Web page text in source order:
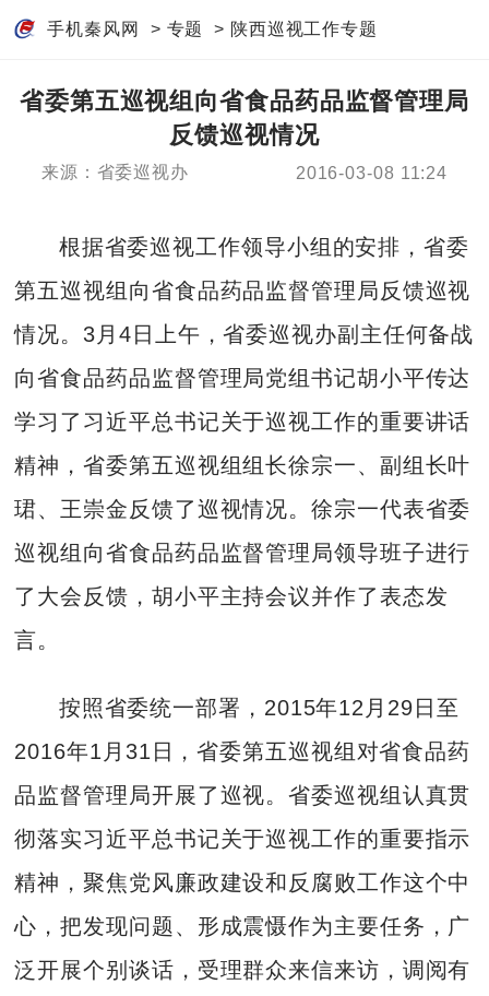
手机秦风网 > 专题 > 陕西巡视工作专题
省委第五巡视组向省食品药品监督管理局
反馈巡视情况
来源：省委巡视办 2016-03-08 11:24
根据省委巡视工作领导小组的安排，省委
第五巡视组向省食品药品监督管理局反馈巡视
情况。3月4日上午，省委巡视办副主任何备战
向省食品药品监督管理局党组书记胡小平传达
学习了习近平总书记关于巡视工作的重要讲话
精神，省委第五巡视组组长徐宗一、副组长叶
珺、王崇金反馈了巡视情况。徐宗一代表省委
巡视组向省食品药品监督管理局领导班子进行
了大会反馈，胡小平主持会议并作了表态发
言。
按照省委统一部署，2015年12月29日至
2016年1月31日，省委第五巡视组对省食品药
品监督管理局开展了巡视。省委巡视组认真贯
彻落实习近平总书记关于巡视工作的重要指示
精神，聚焦党风廉政建设和反腐败工作这个中
心，把发现问题、形成震慑作为主要任务，广
泛开展个别谈话，受理群众来信来访，调阅有